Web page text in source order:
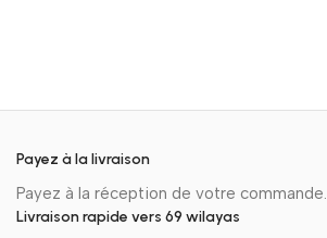
Payez à la livraison
Payez à la réception de votre commande.
Livraison rapide vers 69 wilayas